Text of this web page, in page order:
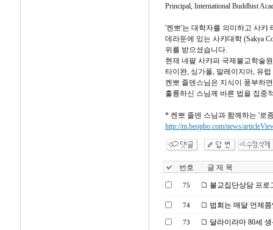
Principal, International Buddhist
'켄뽀'는 대학자를 의미하고 사캬
데라둔에 있는 사캬대학 (Sakya
위를 받으셨습니다.
현재 네팔 사캬파 국제불교학술
타이완, 싱가폴, 말레이지아, 유
켄뽀 졸덴스님은 지식이 풍부하
훌륭하신 스님께 바른 법을 집중
* 켄뽀 졸덴 스님과 함께하는 '로
http://m.beopbo.com/news/
번호 글 제 목
75 불교집단상담 프로
74 법회는 매달 언제
73 달라이라마 80세